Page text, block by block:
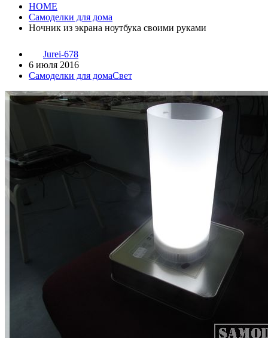
HOME
Самоделки для дома
Ночник из экрана ноутбука своими руками
Jurei-678
6 июля 2016
Самоделки для домаСвет